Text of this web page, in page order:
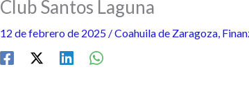
Club Santos Laguna
12 de febrero de 2025 /Coahuila de Zaragoza,